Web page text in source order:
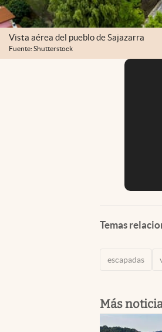
Vista aérea del pueblo de Sajazarra
Fuente: Shutterstock
Temas
escapadas
Más